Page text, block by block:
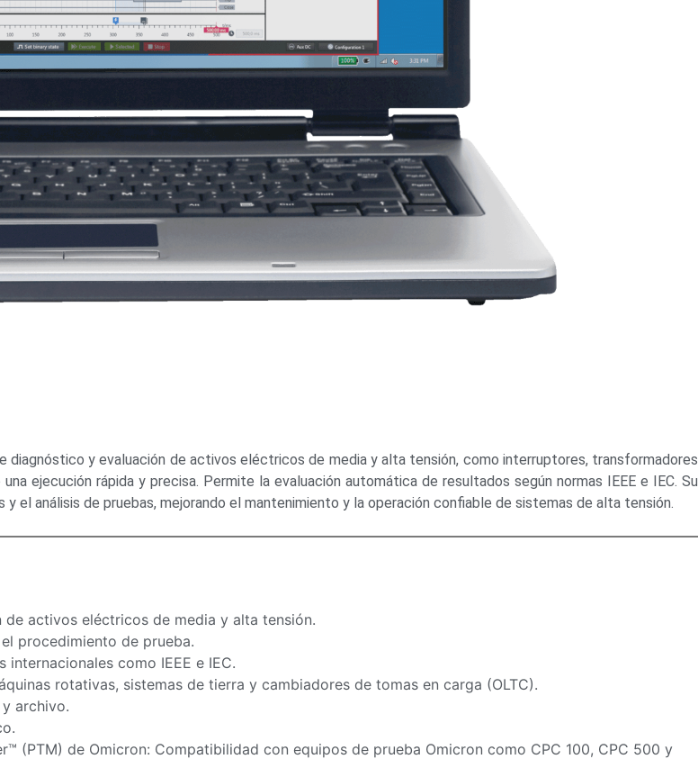
diagnóstico y evaluación de activos eléctricos de media y alta tensión, como interruptores, transformadores
ejecución rápida y precisa. Permite la evaluación automática de resultados según normas IEEE e IEC. Su
análisis de pruebas, mejorando el mantenimiento y la operación confiable de sistemas de alta tensión.
activos eléctricos de media y alta tensión.
procedimiento de prueba.
como IEEE e IEC.
rotativas, sistemas de tierra y cambiadores de tomas en carga (OLTC).
archivo.
(PTM) de Omicron: Compatibilidad con equipos de prueba Omicron como CPC 100, CPC 500 y